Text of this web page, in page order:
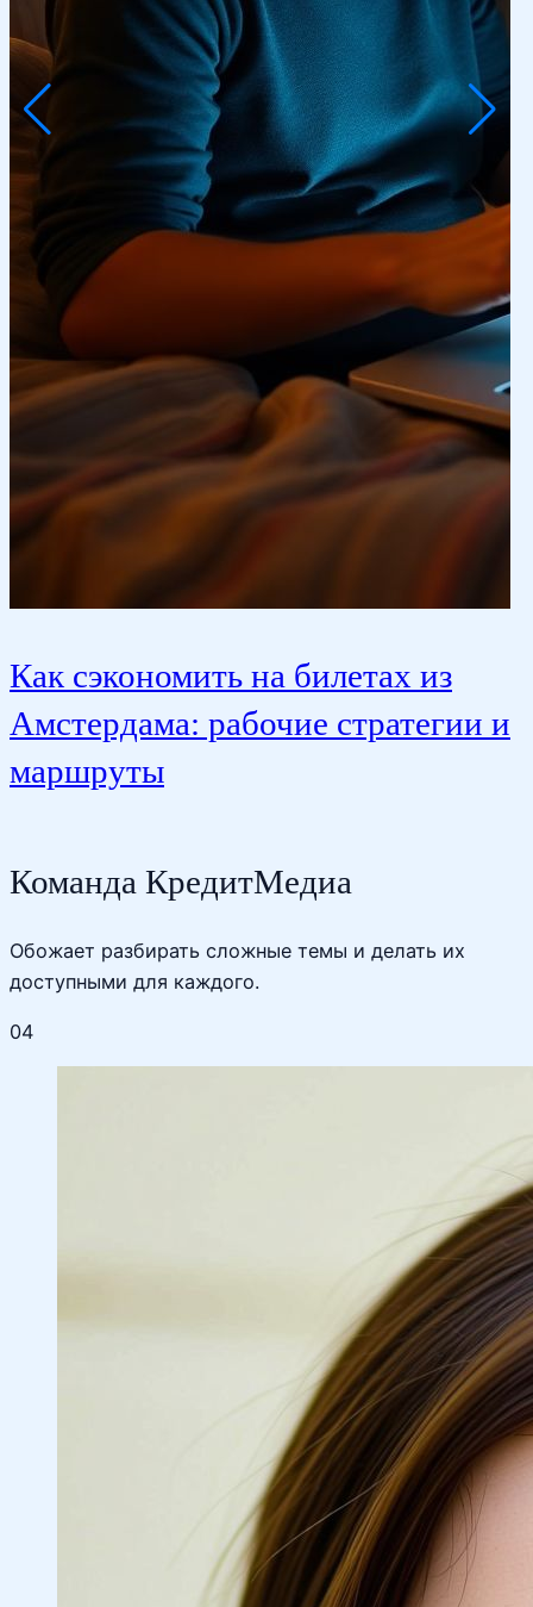
Как сэкономить на билетах из
Амстердама: рабочие стратегии и
маршруты
Команда КредитМедиа
Обожает разбирать сложные темы и делать их
доступными для каждого.
04